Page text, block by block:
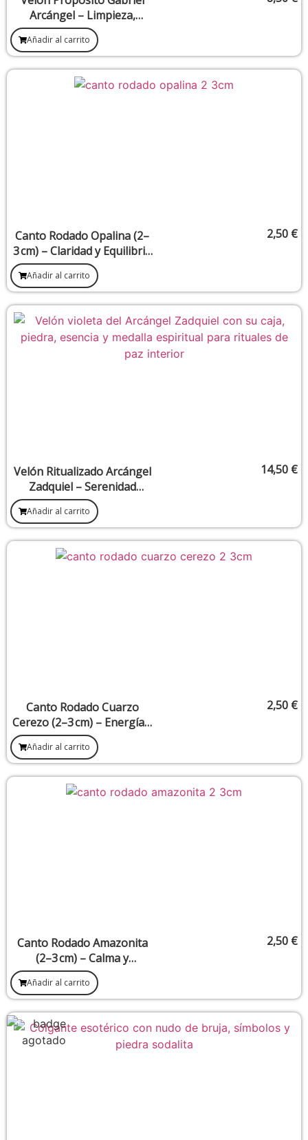
Arcángel – Limpieza,
Claridad y Purificación
Interior
Añadir al carrito
Canto Rodado Opalina (2–
3 cm) – Claridad y Equilibrio
Emocional
2,50 €
Añadir al carrito
Velón Ritualizado Arcángel
Zadquiel – Serenidad
emocional y mental
14,50 €
Añadir al carrito
Canto Rodado Cuarzo
Cerezo (2–3 cm) – Energía y
Creatividad
2,50 €
Añadir al carrito
Canto Rodado Amazonita
(2–3 cm) – Calma y
Comunicación
2,50 €
Añadir al carrito